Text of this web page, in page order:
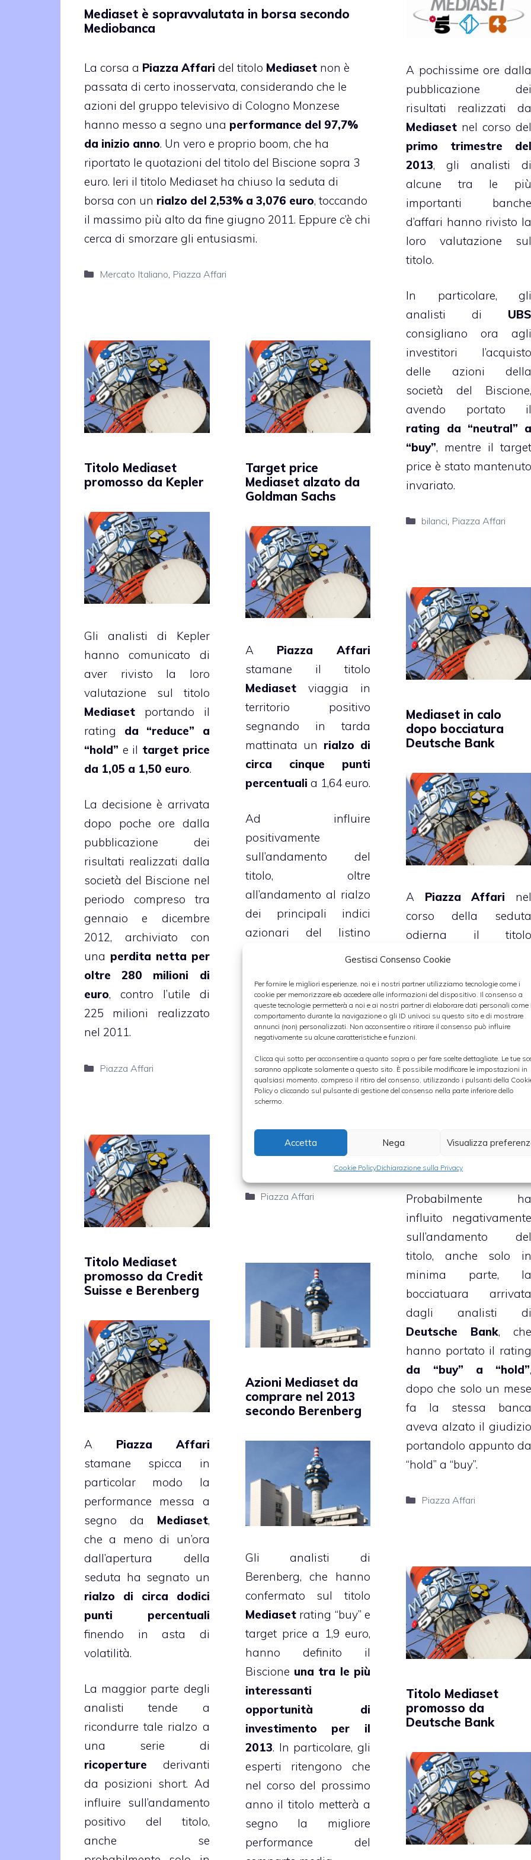
Gestisci Consenso Cookie
Per fornire le migliori esperienze, noi e i nostri partner utilizziamo tecnologie come i
cookie per memorizzare e/o accedere alle informazioni del dispositivo. Il consenso a
queste tecnologie permetterà a noi e ai nostri partner di elaborare dati personali come
comportamento durante la navigazione o gli ID univoci su questo sito e di mostrare
annunci (non) personalizzati. Non acconsentire o ritirare il consenso può influire
negativamente su alcune caratteristiche e funzioni.
Clicca qui sotto per acconsentire a quanto sopra o per fare scelte dettagliate. Le tue
saranno applicate solamente a questo sito. È possibile modificare le impostazioni in
qualsiasi momento, compreso il ritiro del consenso, utilizzando i pulsanti della
Policy o cliccando sul pulsante di gestione del consenso nella parte inferiore dello
schermo.
Accetta Nega Visualizza
Cookie PolicyDichiarazione sulla Privacy
Mediaset è sopravvalutata in borsa secondo
Mediobanca
La corsa a Piazza Affari del titolo Mediaset non è
passata di certo inosservata, considerando che le
azioni del gruppo televisivo di Cologno Monzese
hanno messo a segno una performance del 97,7%
da inizio anno. Un vero e proprio boom, che ha
riportato le quotazioni del titolo del Biscione sopra 3
euro. Ieri il titolo Mediaset ha chiuso la seduta di
borsa con un rialzo del 2,53% a 3,076 euro, toccando
il massimo più alto da fine giugno 2011. Eppure c’è chi
cerca di smorzare gli entusiasmi.
Categorie
Mercato Italiano Piazza Affari
A pochissime ore dalla
pubblicazione dei
risultati realizzati da
Mediaset nel corso del
primo trimestre del
2013, gli analisti di
alcune tra le più
importanti banche
d’affari hanno rivisto la
loro valutazione sul
titolo.
In particolare, gli
analisti di UBS
consigliano ora agli
investitori l’acquisto
delle azioni della
società del Biscione,
avendo portato il
rating da “neutral” a
“buy”, mentre il target
price è stato mantenuto
invariato.
Categorie
bilanci, Piazza Affari
Titolo Mediaset
promosso da Kepler
Gli analisti di Kepler
hanno comunicato di
aver rivisto la loro
valutazione sul titolo
Mediaset portando il
rating da “reduce” a
“hold” e il target price
da 1,05 a 1,50 euro.
La decisione è arrivata
dopo poche ore dalla
pubblicazione dei
risultati realizzati dalla
società del Biscione nel
periodo compreso tra
gennaio e dicembre
2012, archiviato con
una perdita netta per
oltre 280 milioni di
euro, contro l’utile di
225 milioni realizzato
nel 2011.
Categorie
Piazza Affari
Target price
Mediaset alzato da
Goldman Sachs
A Piazza Affari
stamane il titolo
Mediasetviaggia in
territorio positivo
segnando in tarda
mattinata un rialzo di
circa cinque punti
percentuali a 1,64 euro.
Ad influire
positivamente
sull’andamento del
titolo, oltre
all’andamento al rialzo
dei principali indici
azionari del listino
promozione arrivata
dagli analisti di
Goldman Sachs, che
aver portato ilrating
da “sell” a “neutral” e
target price dal 1,3 a
un potenziale di rialzo
del 9%.
Categorie
Piazza Affari
Mediaset in calo
dopo bocciatura
Deutsche Bank
A Piazza Affari nel
corso della seduta
odierna il titolo
Mediaset
guadagni messi a
segno lo scorso
giovedì, quando ha
con unrialzo di circa 9
punti percentuali, e lo
progresso di circa sei
punti percentuali
Probabilmente ha
influito negativamente
sull’andamento del
titolo, anche solo in
minima parte, la
bocciatuara arrivata
dagli analisti di
Deutsche Bank, che
hanno portato il rating
da “buy” a “hold”,
dopo che solo un mese
fa la stessa banca
aveva alzato il giudizio
portandolo appunto da
“hold” a “buy”.
Categorie
Piazza Affari
Titolo Mediaset
promosso da Credit
Suisse e Berenberg
A Piazza Affari
stamane spicca in
particolar modo la
performance messa a
segno da Mediaset,
che a meno di un’ora
dall’apertura della
seduta ha segnato un
rialzo di circa dodici
punti percentuali
finendo in asta di
volatilità.
La maggior parte degli
analisti tende a
ricondurre tale rialzo a
una serie di
ricoperture derivanti
da posizioni short. Ad
influire sull’andamento
positivo del titolo,
anche se
Azioni Mediaset da
comprare nel 2013
secondo Berenberg
Gli analisti di
Berenberg, che hanno
confermato sul titolo
Mediasetrating “buy” e
target price a 1,9 euro,
hanno definito il
Biscione una tra le più
interessanti
opportunità di
investimento per il
2013. In particolare, gli
esperti ritengono che
nel corso del prossimo
anno il titolo metterà a
segno la migliore
performance del
Titolo Mediaset
promosso da
Deutsche Bank